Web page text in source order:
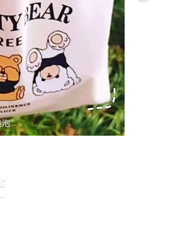
16天前
京东秒送外卖自提库迪咖啡！4.9元也有
返利
16天前
大厨一出手就知道有没有！自制虾仁蒜蓉
面